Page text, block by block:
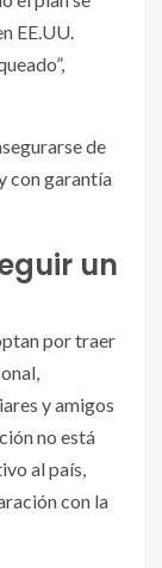
EE.UU.
de
con garantía
un
por traer
y amigos
no está
al país,
con la